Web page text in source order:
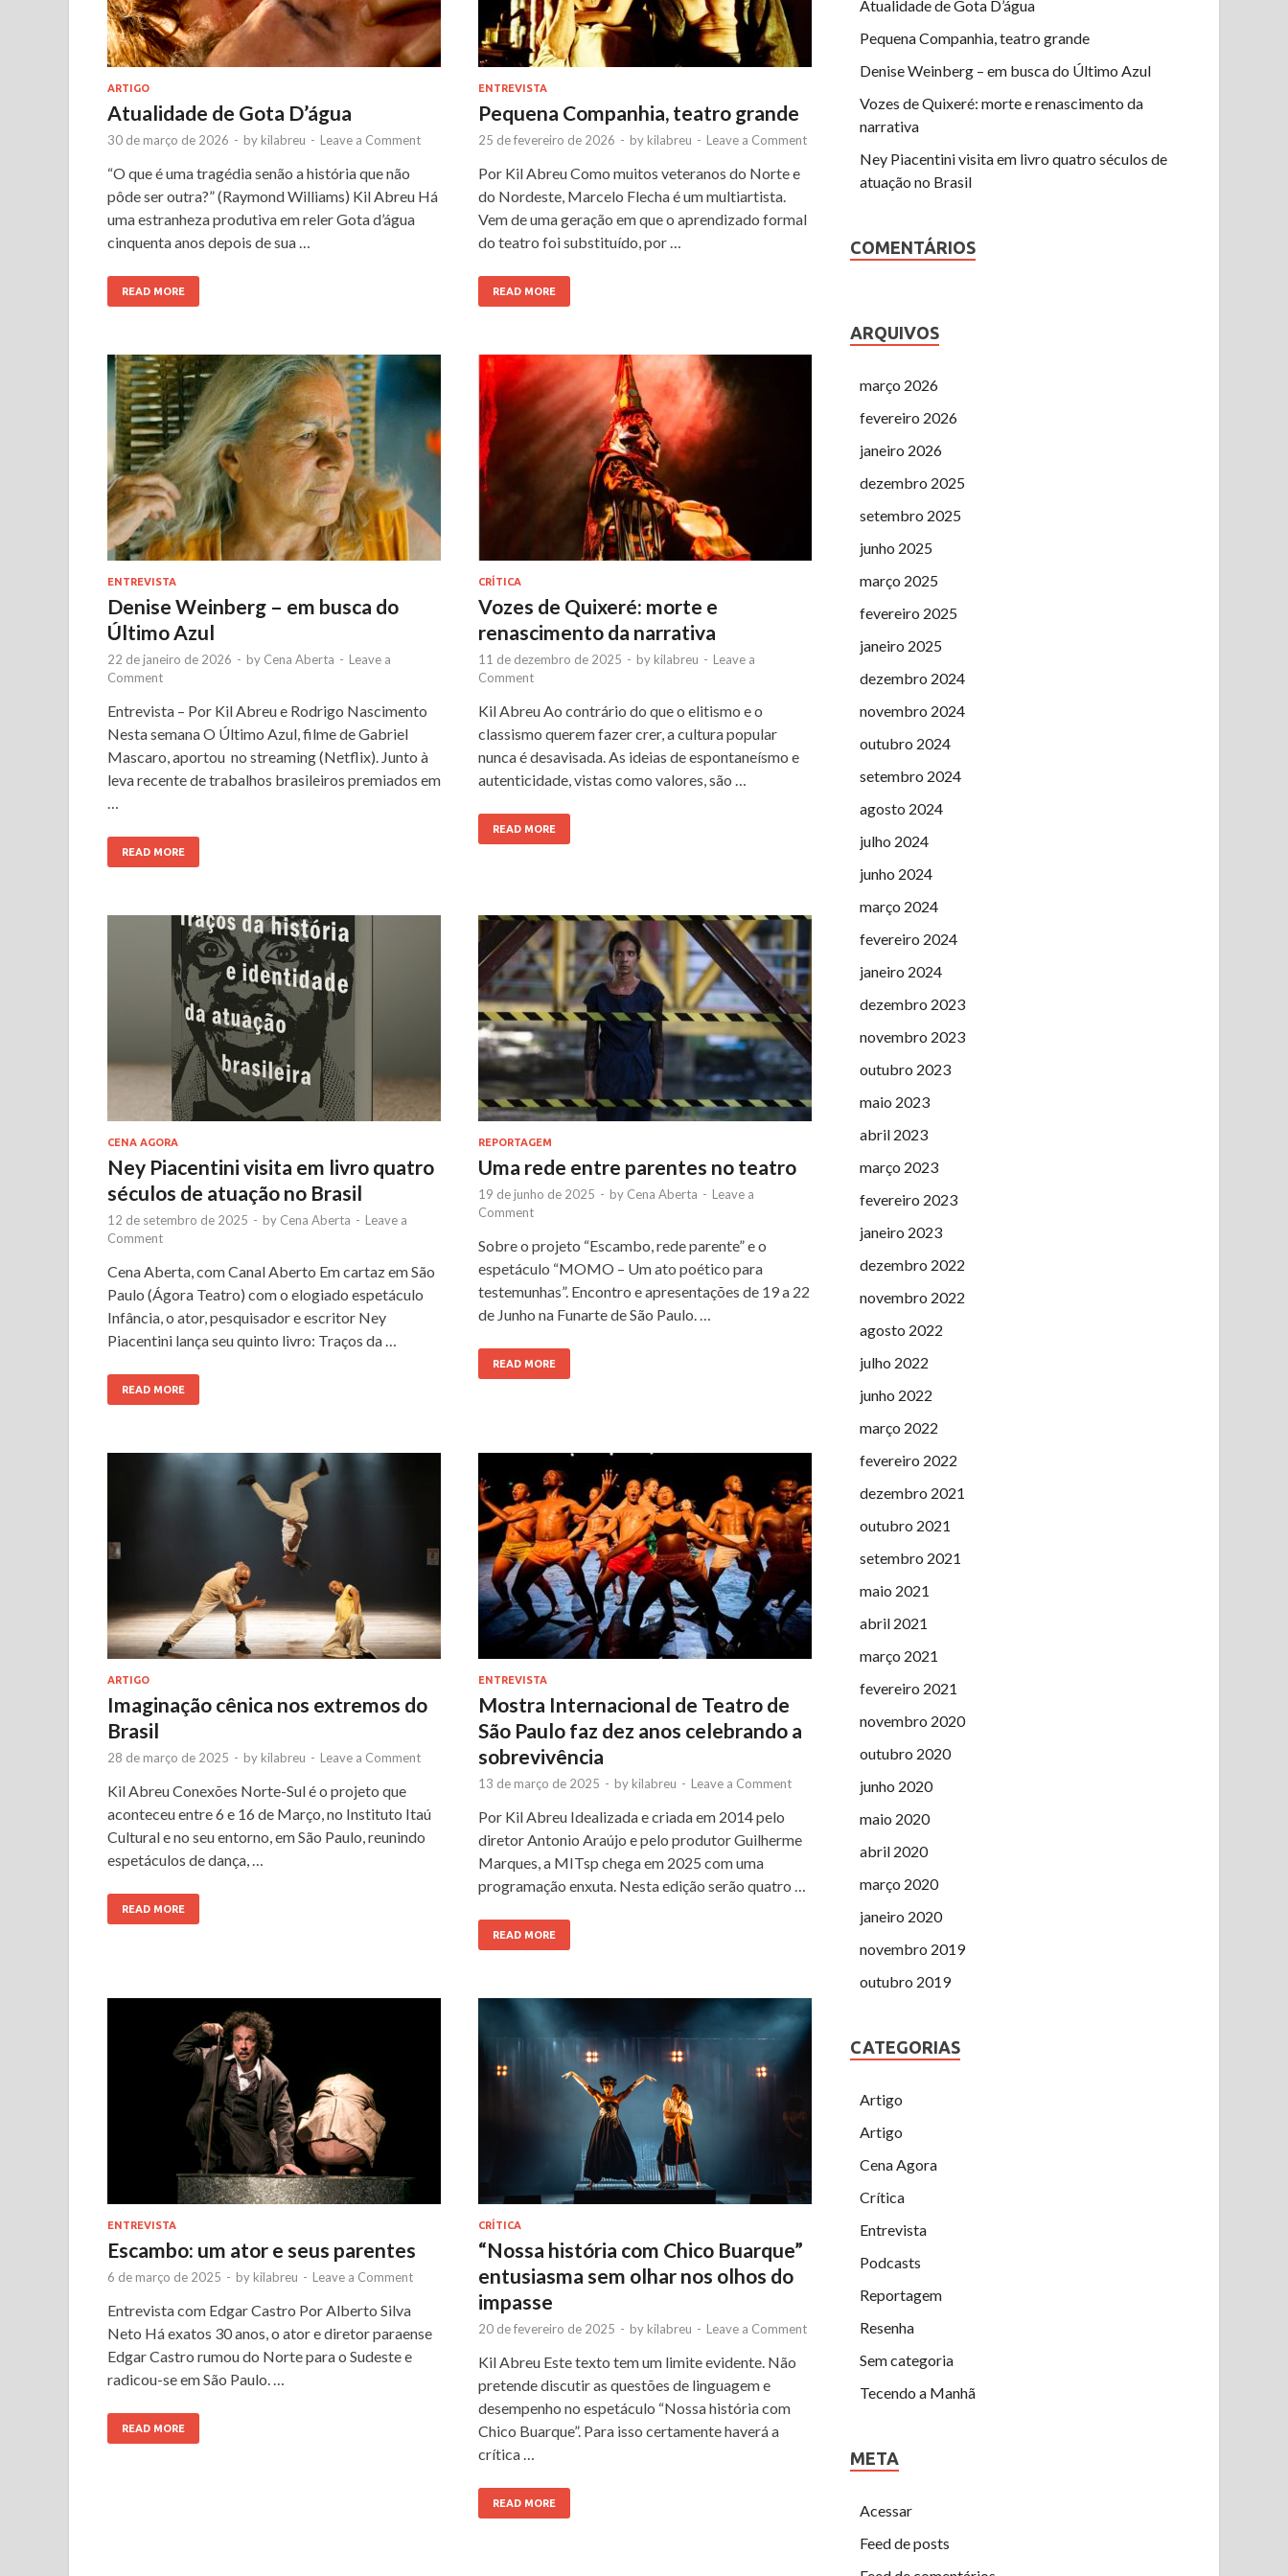
ARTIGO
Atualidade de Gota D’água
30 de março de 2026 - by kilabreu - Leave a Comment
“O que é uma tragédia senão a história que não
pôde ser outra?” (Raymond Williams) Kil Abreu Há
uma estranheza produtiva em reler Gota d’água
cinquenta anos depois de sua …
READ MORE
ENTREVISTA
Pequena Companhia, teatro grande
25 de fevereiro de 2026 - by kilabreu - Leave a Comment
Por Kil Abreu Como muitos veteranos do Norte e
do Nordeste, Marcelo Flecha é um multiartista.
Vem de uma geração em que o aprendizado formal
do teatro foi substituído, por …
READ MORE
ENTREVISTA
Denise Weinberg – em busca do
Último Azul
22 de janeiro de 2026 - by Cena Aberta - Leave a
Comment
Entrevista – Por Kil Abreu e Rodrigo Nascimento
Nesta semana O Último Azul, filme de Gabriel
Mascaro, aportou no streaming (Netflix). Junto à
leva recente de trabalhos brasileiros premiados em
…
READ MORE
CRÍTICA
Vozes de Quixeré: morte e
renascimento da narrativa
11 de dezembro de 2025 - by kilabreu - Leave a
Comment
Kil Abreu Ao contrário do que o elitismo e o
classismo querem fazer crer, a cultura popular
nunca é desavisada. As ideias de espontaneísmo e
autenticidade, vistas como valores, são …
READ MORE
CENA AGORA
Ney Piacentini visita em livro quatro
séculos de atuação no Brasil
12 de setembro de 2025 - by Cena Aberta - Leave a
Comment
Cena Aberta, com Canal Aberto Em cartaz em São
Paulo (Ágora Teatro) com o elogiado espetáculo
Infância, o ator, pesquisador e escritor Ney
Piacentini lança seu quinto livro: Traços da …
READ MORE
REPORTAGEM
Uma rede entre parentes no teatro
19 de junho de 2025 - by Cena Aberta - Leave a
Comment
Sobre o projeto “Escambo, rede parente” e o
espetáculo “MOMO – Um ato poético para
testemunhas”. Encontro e apresentações de 19 a 22
de Junho na Funarte de São Paulo. …
READ MORE
ARTIGO
Imaginação cênica nos extremos do
Brasil
28 de março de 2025 - by kilabreu - Leave a Comment
Kil Abreu Conexões Norte-Sul é o projeto que
aconteceu entre 6 e 16 de Março, no Instituto Itaú
Cultural e no seu entorno, em São Paulo, reunindo
espetáculos de dança, …
READ MORE
ENTREVISTA
Mostra Internacional de Teatro de
São Paulo faz dez anos celebrando a
sobrevivência
13 de março de 2025 - by kilabreu - Leave a Comment
Por Kil Abreu Idealizada e criada em 2014 pelo
diretor Antonio Araújo e pelo produtor Guilherme
Marques, a MITsp chega em 2025 com uma
programação enxuta. Nesta edição serão quatro …
READ MORE
ENTREVISTA
Escambo: um ator e seus parentes
6 de março de 2025 - by kilabreu - Leave a Comment
Entrevista com Edgar Castro Por Alberto Silva
Neto Há exatos 30 anos, o ator e diretor paraense
Edgar Castro rumou do Norte para o Sudeste e
radicou-se em São Paulo. …
READ MORE
CRÍTICA
“Nossa história com Chico Buarque”
entusiasma sem olhar nos olhos do
impasse
20 de fevereiro de 2025 - by kilabreu - Leave a Comment
Kil Abreu Este texto tem um limite evidente. Não
pretende discutir as questões de linguagem e
desempenho no espetáculo “Nossa história com
Chico Buarque”. Para isso certamente haverá a
crítica …
READ MORE
Atualidade de Gota D’água
Pequena Companhia, teatro grande
Denise Weinberg – em busca do Último Azul
Vozes de Quixeré: morte e renascimento da
narrativa
Ney Piacentini visita em livro quatro séculos de
atuação no Brasil
COMENTÁRIOS
ARQUIVOS
março 2026
fevereiro 2026
janeiro 2026
dezembro 2025
setembro 2025
junho 2025
março 2025
fevereiro 2025
janeiro 2025
dezembro 2024
novembro 2024
outubro 2024
setembro 2024
agosto 2024
julho 2024
junho 2024
março 2024
fevereiro 2024
janeiro 2024
dezembro 2023
novembro 2023
outubro 2023
maio 2023
abril 2023
março 2023
fevereiro 2023
janeiro 2023
dezembro 2022
novembro 2022
agosto 2022
julho 2022
junho 2022
março 2022
fevereiro 2022
dezembro 2021
outubro 2021
setembro 2021
maio 2021
abril 2021
março 2021
fevereiro 2021
novembro 2020
outubro 2020
junho 2020
maio 2020
abril 2020
março 2020
janeiro 2020
novembro 2019
outubro 2019
CATEGORIAS
Artigo
Artigo
Cena Agora
Crítica
Entrevista
Podcasts
Reportagem
Resenha
Sem categoria
Tecendo a Manhã
META
Acessar
Feed de posts